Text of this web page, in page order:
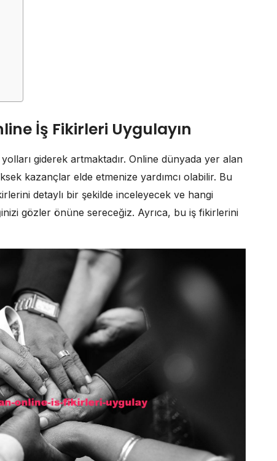
İş Fikirleri Uygulayın
giderek artmaktadır. Online dünyada yer alan
kazançlar elde etmenize yardımcı olabilir. Bu
detaylı bir şekilde inceleyecek ve hangi
gözler önüne sereceğiz. Ayrıca, bu iş fikirlerini